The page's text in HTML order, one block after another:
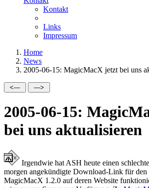
Kontakt
Links
Impressum
Home
News
2005-06-15: MagicMacX jetzt bei uns
2005-06-15:
bei uns aktualisieren
Irgendwie hat ASH heute einen
morgen angekündigte Download-Link für den
MagicMacX 1.2.0 auf deren Website